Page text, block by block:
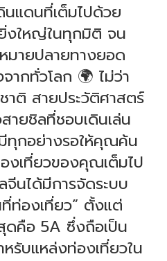
นแดนที่เต็มไปด้วย
งใหญ่ในทุกมิติ จน
มายปลายทางยอด
ากทั่วโลก 🌍 ไม่ว่า
าติ สายประวัติศาสตร์
ยชิลที่ชอบเดินเล่น
ทุกอย่างรอให้คุณค้น
งเที่ยวของคุณเต็มไป
นได้มีการจัดระบบ
ท่องเที่ยว” ตั้งแต่
ดคือ 5A ซึ่งถือเป็น
รับแหล่งท่องเที่ยวใน